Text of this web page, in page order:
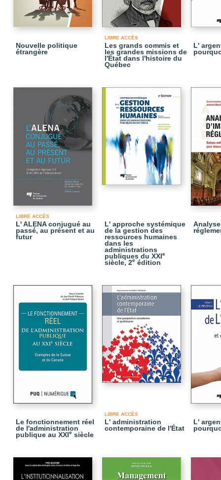
Nouvelle politique
étrangère
LIBRE ACCÈS
Les grands commis et
les grandes missions de
l'État dans l'histoire du
Québec
L'
LIBRE ACCÈS
L' ALENA conjugué au
passé, au présent et au
futur
L' approche systémique
de la gestion des
ressources humaines
dans les
administrations
publiques du XXIe
siècle, 2e édition
Le fonctionnement réel
de l'administration
publique au XXIe siècle
LIBRE ACCÈS
L' administration
contemporaine de l'État
L'